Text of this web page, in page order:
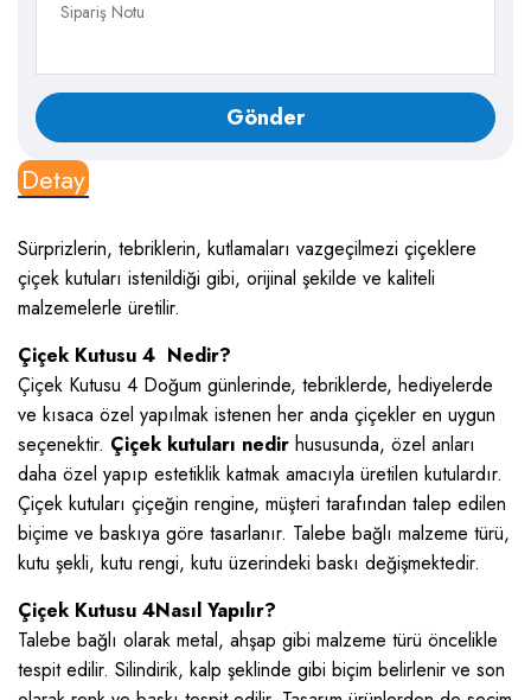
Detay
Sürprizlerin, tebriklerin, kutlamaları vazgeçilmezi çiçeklere
çiçek kutuları istenildiği gibi, orijinal şekilde ve kaliteli
malzemelerle üretilir.
Çiçek Kutusu 4 Nedir?
Çiçek Kutusu 4 Doğum günlerinde, tebriklerde, hediyelerde
ve kısaca özel yapılmak istenen her anda çiçekler en uygun
seçenektir. Çiçek kutuları nedir hususunda, özel anları
daha özel yapıp estetiklik katmak amacıyla üretilen kutulardır.
Çiçek kutuları çiçeğin rengine, müşteri tarafından talep edilen
biçime ve baskıya göre tasarlanır. Talebe bağlı malzeme türü,
kutu şekli, kutu rengi, kutu üzerindeki baskı değişmektedir.
Çiçek Kutusu 4Nasıl Yapılır?
Talebe bağlı olarak metal, ahşap gibi malzeme türü öncelikle
tespit edilir. Silindirik, kalp şeklinde gibi biçim belirlenir ve son